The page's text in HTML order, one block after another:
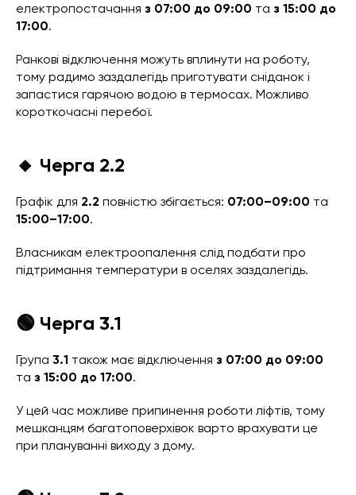
електропостачання з 07:00 до 09:00 та з 15:00 до
17:00.
Ранкові відключення можуть вплинути на роботу,
тому радимо заздалегідь приготувати сніданок і
запастися гарячою водою в термосах. Можливо
короткочасні перебої.
🔸 Черга 2.2
Графік для 2.2 повністю збігається: 07:00–09:00 та
15:00–17:00.
Власникам електроопалення слід подбати про
підтримання температури в оселях заздалегідь.
🟢 Черга 3.1
Група 3.1 також має відключення з 07:00 до 09:00
та з 15:00 до 17:00.
У цей час можливе припинення роботи ліфтів, тому
мешканцям багатоповерхівок варто врахувати це
при плануванні виходу з дому.